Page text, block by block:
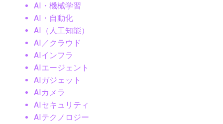
AI・機械学習
AI・自動化
AI（人工知能）
AI／クラウド
AIインフラ
AIエージェント
AIガジェット
AIカメラ
AIセキュリティ
AIテクノロジー